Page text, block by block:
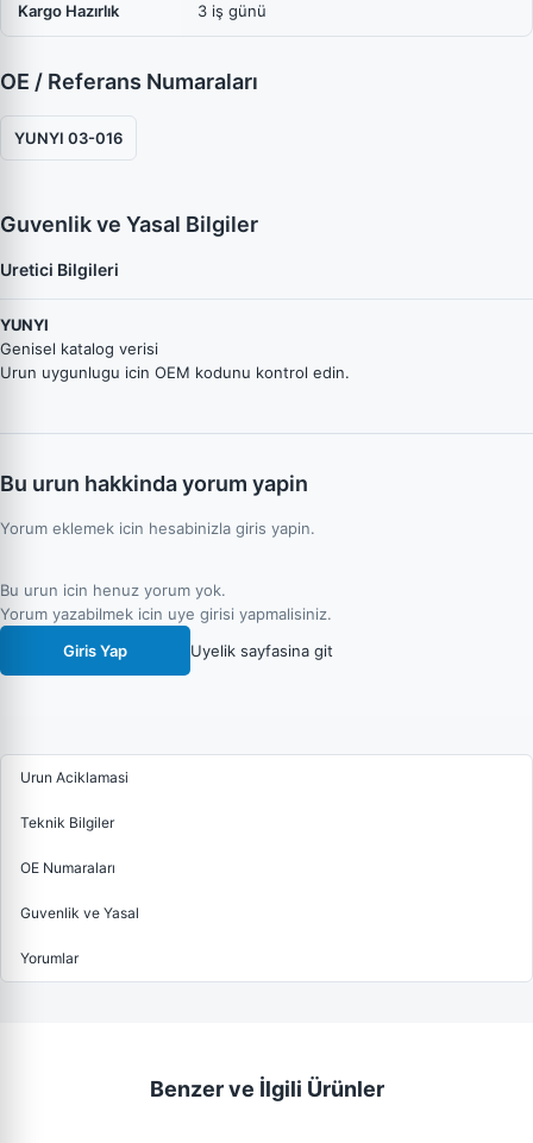
Kargo Hazırlık 3 iş günü
OE / Referans Numaraları
YUNYI 03-016
Guvenlik ve Yasal Bilgiler
Uretici Bilgileri
YUNYI
Genisel katalog verisi
Urun uygunlugu icin OEM kodunu kontrol edin.
Bu urun hakkinda yorum yapin
Yorum eklemek icin hesabinizla giris yapin.
Bu urun icin henuz yorum yok.
Yorum yazabilmek icin uye girisi yapmalisiniz.
Giris Yap
Uyelik sayfasina git
Urun Aciklamasi
Teknik Bilgiler
OE Numaraları
Guvenlik ve Yasal
Yorumlar
Benzer ve İlgili Ürünler